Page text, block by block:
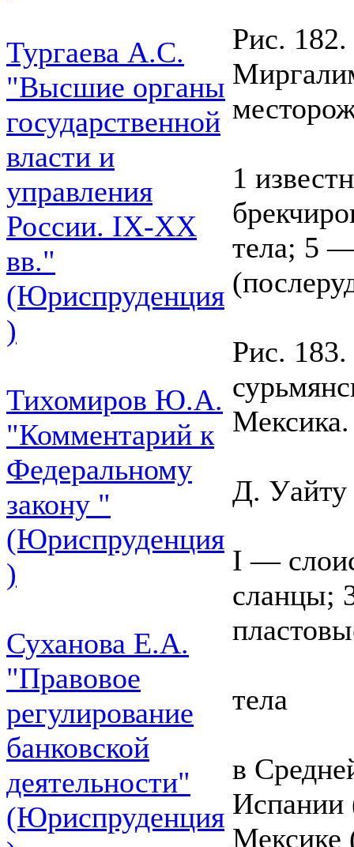
Тургаева А.С.
"Высшие органы
государственной
власти и
управления
России. IХ-ХХ
вв."
(Юриспруденция
)
Тихомиров Ю.А.
"Комментарий к
Федеральному
закону "
(Юриспруденция
)
Суханова Е.А.
"Правовое
регулирование
банковской
деятельности"
(Юриспруденция
Рис. 182.
1
тела; 5
Рис. 183.
Д. Уайту
І —
сланцы;
тела
в
Мексике